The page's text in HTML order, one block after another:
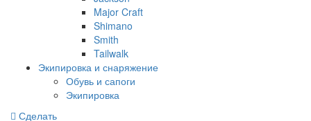
Major Craft
Shimano
Smith
Tailwalk
Экипировка и снаряжение
Обувь и сапоги
Экипировка
Сделать